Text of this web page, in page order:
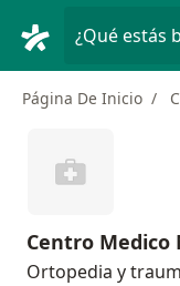
¿Qué estás
Página De Inicio
Centro Medico
Ortopedia y